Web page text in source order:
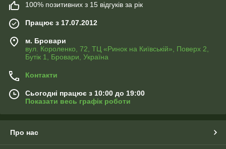
100% позитивних з 15 відгуків за рік
Працює з 17.07.2012
м. Бровари
вул. Короленко, 72, ТЦ «Ринок на Київській», Поверх 2,
Бутік 1, Бровари, Україна
Контакти
Сьогодні працює з 10:00 до 19:00
Показати весь графік роботи
Про нас